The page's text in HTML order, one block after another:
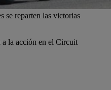
se reparten las victorias
la acción en el Circuit